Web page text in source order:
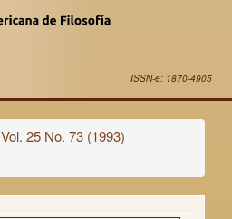
ISSN-e: 1870-4905
Vol. 25 No. 73 (1993)